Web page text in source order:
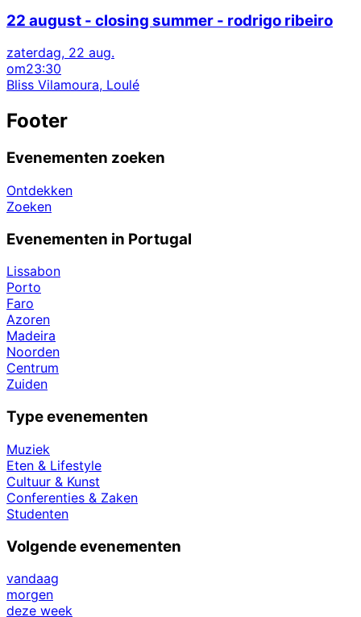
22 august - closing summer - rodrigo ribeiro
zaterdag, 22 aug.
om23:30
Bliss Vilamoura, Loulé
Footer
Evenementen zoeken
Ontdekken
Zoeken
Evenementen in Portugal
Lissabon
Porto
Faro
Azoren
Madeira
Noorden
Centrum
Zuiden
Type evenementen
Muziek
Eten & Lifestyle
Cultuur & Kunst
Conferenties & Zaken
Studenten
Volgende evenementen
vandaag
morgen
deze week